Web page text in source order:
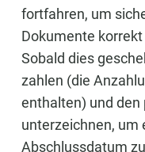
fortfahren, um
Dokumente korrekt
Sobald dies
zahlen (die
enthalten) und
unterzeichnen, um
Abschlussdatum